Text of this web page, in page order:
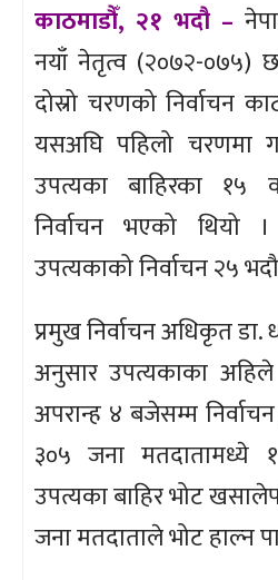
काठमाडौँ, २१ भदौ –
नयाँ नेतृत्व (२०७२-०७५)
दोस्रो चरणको निर्वाचन
यसअघि पहिलो चरणमा
उपत्यका बाहिरका १५
निर्वाचन भएको
उपत्यकाको निर्वाचन २५
प्रमुख निर्वाचन अधिकृत डा.
अनुसार उपत्यकाका
अपरान्ह ४ बजेसम्म
३०५ जना मतदातामध्ये
उपत्यका बाहिर भोट
जना मतदाताले भोट हाल्न